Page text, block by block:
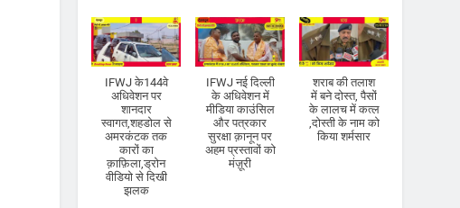
IFWJ के144वे
अधिवेशन पर
शानदार
स्वागत,शहडोल से
अमरकंटक तक
कारों का
क़ाफ़िला,ड्रोन
वीडियो से दिखी
झलक
IFWJ नई दिल्ली
के अधिवेशन में
मीडिया काउंसिल
और पत्रकार
सुरक्षा क़ानून पर
अहम प्रस्तावों को
मंज़ूरी
शराब की तलाश
में बने दोस्त, पैसों
के लालच में कत्ल
,दोस्ती के नाम को
किया शर्मसार